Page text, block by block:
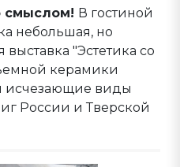
смыслом! В гостиной
небольшая, но
"Эстетика со
керамики
исчезающие виды
России и Тверской